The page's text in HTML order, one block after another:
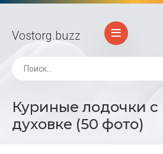
Vostorg.buzz
Куриные лодочки с
духовке (50 фото)